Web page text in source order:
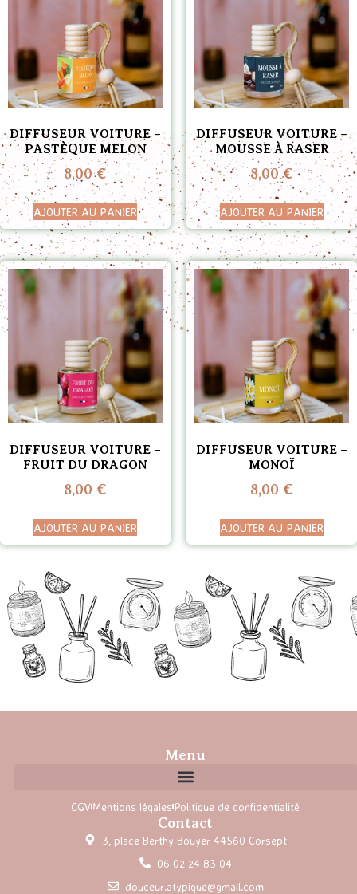
DIFFUSEUR VOITURE –
PASTÈQUE MELON
8,00€
AJOUTER AU PANIER
DIFFUSEUR VOITURE –
MOUSSE À RASER
8,00€
AJOUTER AU PANIER
DIFFUSEUR VOITURE –
FRUIT DU DRAGON
8,00 €
AJOUTER AU PANIER
DIFFUSEUR VOITURE –
MONOÏ
8,00 €
AJOUTER AU PANIER
Menu
CGVMentions légales Politique de confidentialité
Contact
3, place Berthy Bouyer 44560 Corsept
06 02 24 83 04
douceur.atypique@gmail.com